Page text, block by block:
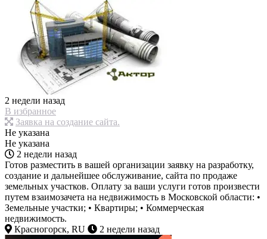
2 недели назад
В избранное
Заявка на создание сайта.
Не указана
Не указана
2 недели назад
Готов разместить в вашей организации заявку на разработку,
создание и дальнейшее обслуживание, сайта по продаже
земельных участков. Оплату за ваши услуги готов произвести
путем взаимозачета на недвижимость в Московской области: •
Земельные участки; • Квартиры; • Коммерческая
недвижимость.
Красногорск, RU
2 недели назад